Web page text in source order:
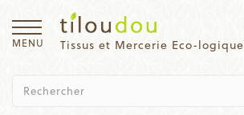
Tissus et Mercerie Eco-logique
MENU